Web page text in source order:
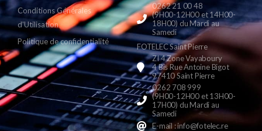
Conditions Générales
d'Utilisation
Politique de confidentialité
0262 21 00 48
(9H00-12H00 et 14H00-
18H00) du Mardi au
Samedi
FOTELEC Saint Pierre
ZI 4 Zone Vayaboury
4 Bis Rue Antoine Bigot
97410 Saint Pierre
0262 708 999
(9H00-12H00 et 13H00-
17H00) du Mardi au
Samedi
E-mail : info@fotelec.re